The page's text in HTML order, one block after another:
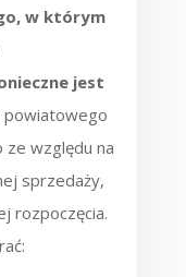
w którym
jest
ze względu na
sprzedaży,
rozpoczęcia.